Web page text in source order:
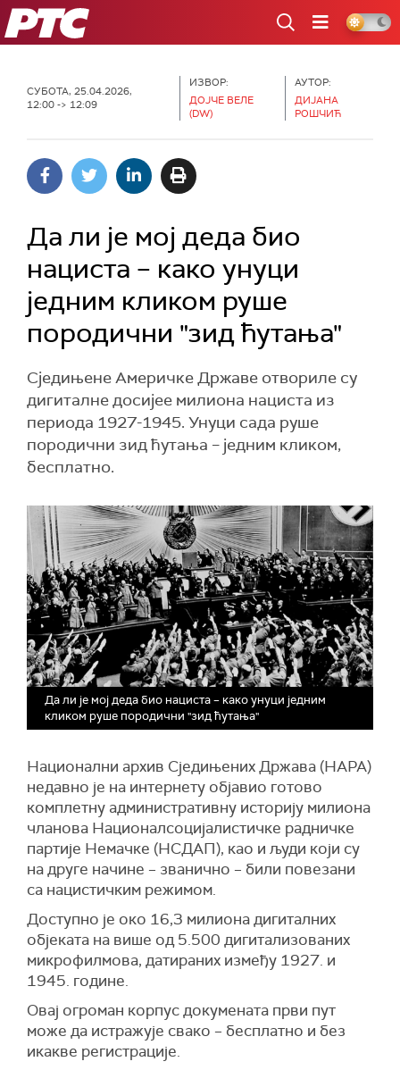
РТС
СУБОТА, 25.04.2026,
12:00 -> 12:09
ИЗВОР:
ДОЈЧЕ ВЕЛЕ
(DW)
АУТОР:
ДИЈАНА
РОШЧИЋ
Да ли је мој деда био
нациста – како унуци
једним кликом руше
породични "зид ћутања"
Сједињене Америчке Државе отвориле су
дигиталне досијее милиона нациста из
периода 1927-1945. Унуци сада руше
породични зид ћутања – једним кликом,
бесплатно.
Да ли је мој деда био нациста – како унуци једним
кликом руше породични "зид ћутања"
Национални архив Сједињених Држава (НАРА)
недавно је на интернету објавио готово
комплетну административну историју милиона
чланова Националсоцијалистичке радничке
партије Немачке (НСДАП), као и људи који су
на друге начине – званично – били повезани
са нацистичким режимом.
Доступно је око 16,3 милиона дигиталних
објеката на више од 5.500 дигитализованих
микрофилмова, датираних између 1927. и
1945. године.
Овај огроман корпус докумената први пут
може да истражује свако – бесплатно и без
икакве регистрације.